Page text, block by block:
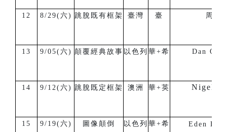
12 8/29(六) 跳脫既有框架 臺灣 臺 周祐
13 9/05(六) 顛覆經典故事 以色列 華+希 Dan
14 9/12(六) 跳脫既定框架 澳洲 華+英 Nigel
15 9/19(六) 圖像顛倒 以色列 華+希 Eden